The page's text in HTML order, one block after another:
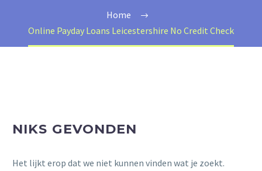
Home
Online Payday Loans Leicestershire No Credit Check
NIKS GEVONDEN
Het lijkt erop dat we niet kunnen vinden wat je zoekt.